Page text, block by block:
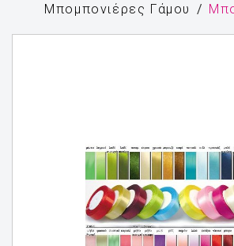
Μπομπονιέρες Γάμου